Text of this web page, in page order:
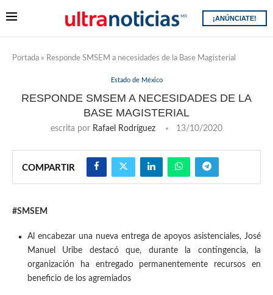
¡ANÚNCIATE!
Portada » Responde SMSEM a necesidades de la Base Magisterial
Estado de México
RESPONDE SMSEM A NECESIDADES DE LA
BASE MAGISTERIAL
escrita por Rafael Rodríguez 13/10/2020
COMPARTIR
#SMSEM
Al encabezar una nueva entrega de apoyos asistenciales, José
Manuel Uribe destacó que, durante la contingencia, la
organización ha entregado permanentemente recursos en
beneficio de los agremiados